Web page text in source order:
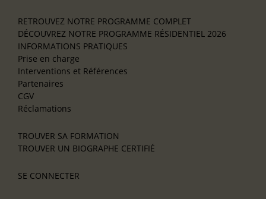
RETROUVEZ NOTRE PROGRAMME COMPLET
DÉCOUVREZ NOTRE PROGRAMME RÉSIDENTIEL 2026
INFORMATIONS PRATIQUES
Prise en charge
Interventions et Références
Partenaires
CGV
Réclamations
TROUVER SA FORMATION
TROUVER UN BIOGRAPHE CERTIFIÉ
SE CONNECTER